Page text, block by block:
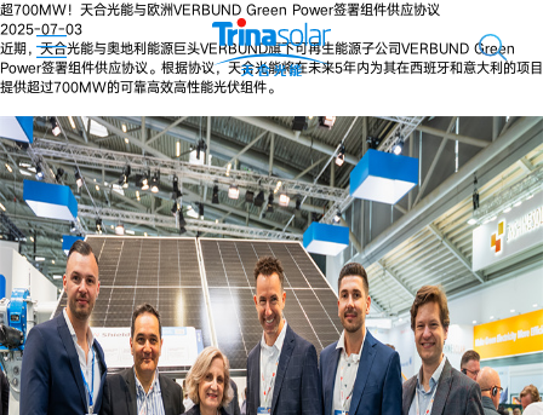
超700MW！天合光能与欧洲VERBUND Green Power签署组件供应协议
2025-07-03
近期，天合光能与奥地利能源巨头VERBUND旗下可再生能源子公司VERBUND Green
Power签署组件供应协议。根据协议，天合光能将在未来5年内为其在西班牙和意大利的项目
提供超过700MW的可靠高效高性能光伏组件。